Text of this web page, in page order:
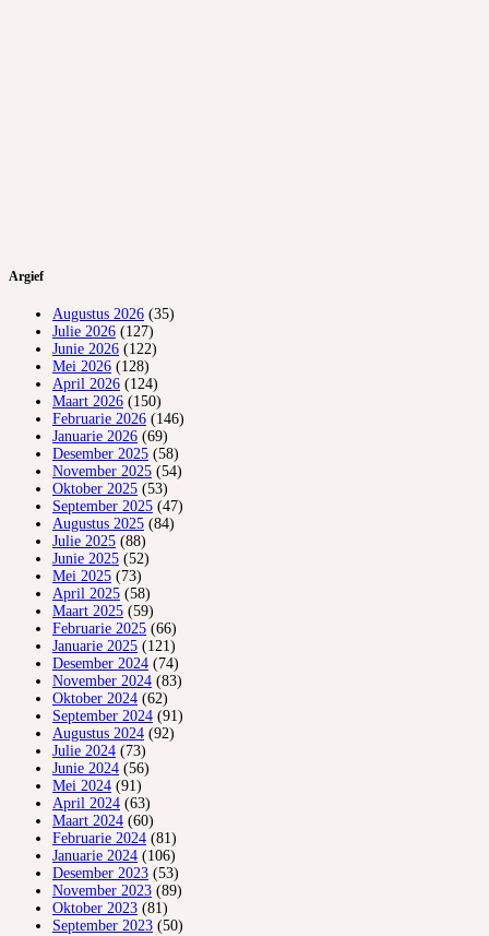
Argief
Augustus 2026 (35)
Julie 2026 (127)
Junie 2026 (122)
Mei 2026 (128)
April 2026 (124)
Maart 2026 (150)
Februarie 2026 (146)
Januarie 2026 (69)
Desember 2025 (58)
November 2025 (54)
Oktober 2025 (53)
September 2025 (47)
Augustus 2025 (84)
Julie 2025 (88)
Junie 2025 (52)
Mei 2025 (73)
April 2025 (58)
Maart 2025 (59)
Februarie 2025 (66)
Januarie 2025 (121)
Desember 2024 (74)
November 2024 (83)
Oktober 2024 (62)
September 2024 (91)
Augustus 2024 (92)
Julie 2024 (73)
Junie 2024 (56)
Mei 2024 (91)
April 2024 (63)
Maart 2024 (60)
Februarie 2024 (81)
Januarie 2024 (106)
Desember 2023 (53)
November 2023 (89)
Oktober 2023 (81)
September 2023 (50)